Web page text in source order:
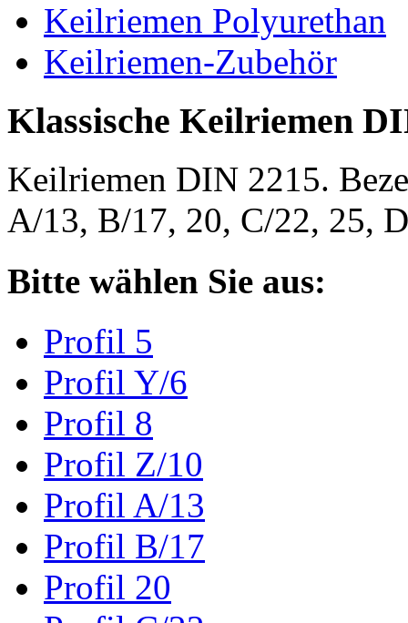
Keilriemen Polyurethan
Keilriemen-Zubehör
Klassische Keilriemen
Keilriemen DIN 2215.
A/13, B/17, 20, C/22, 25,
Bitte wählen Sie aus:
Profil 5
Profil Y/6
Profil 8
Profil Z/10
Profil A/13
Profil B/17
Profil 20